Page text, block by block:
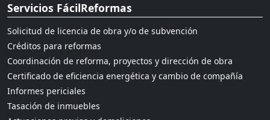
Servicios FácilReformas
Solicitud de licencia de obra y/o de subvención
Créditos para reformas
Coordinación de reforma, proyectos y dirección de obra
Certificado de eficiencia energética y cambio de compañía
Informes periciales
Tasación de inmuebles